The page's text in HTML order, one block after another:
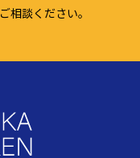
相談ください。